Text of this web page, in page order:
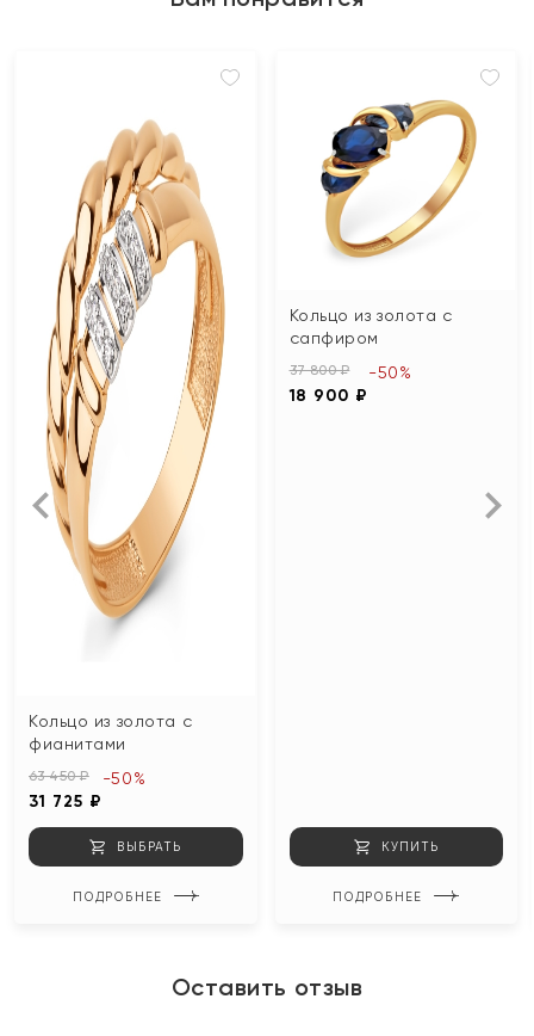
Кольцо из золота с
фианитами
63 450 ₽
31 725 ₽
-50%
ВЫБРАТЬ
ПОДРОБНЕЕ
Кольцо из золота с
сапфиром
37 800 ₽
18 900 ₽
-50%
КУПИТЬ
ПОДРОБНЕЕ
Оставить отзыв